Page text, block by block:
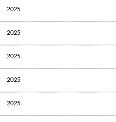
2025
2025
2025
2025
2025